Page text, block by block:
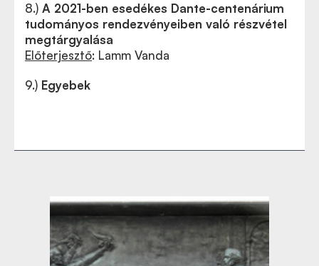
8.) A 2021-ben esedékes Dante-centenárium
tudományos rendezvényeiben való részvétel
megtárgyalása
Előterjesztő: Lamm Vanda
9.) Egyebek